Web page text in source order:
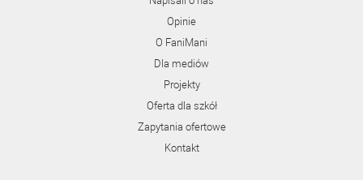
Opinie
O FaniMani
Dla mediów
Projekty
Oferta dla szkół
Zapytania ofertowe
Kontakt